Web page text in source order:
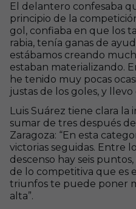
El delantero confesaba
principio de la
gol, confiaba en que los
rabia, tenía ganas de
estábamos creando
estaban materializando.
he tenido muy pocas
justas de los goles, y llevo
Luis Suárez tiene clara la
sumar de tres después
Zaragoza: “En esta
victorias seguidas. Entre
descenso hay seis
de lo competitiva que es
triunfos te puede poner
alta”.